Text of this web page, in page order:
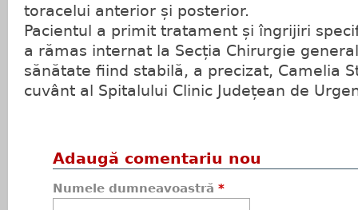
toracelui anterior și posterior.
Pacientul a primit tratament și îngrijiri
a rămas internat la Secția Chirurgie
sănătate fiind stabilă, a precizat, Camelia
cuvânt al Spitalului Clinic Județean de
Adaugă comentariu nou
Numele dumneavoastră *